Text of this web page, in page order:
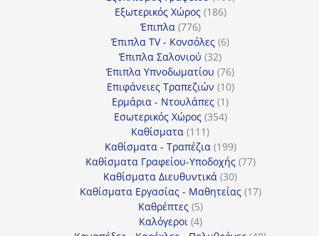
Εξωτερικός Χώρος 186186
Έπιπλα 776776
προϊόντα
Έπιπλα TV - Κονσόλες 66
Έπιπλα Σαλονιού 3232
προϊόντα
Έπιπλα Υπνοδωματίου 7676
προϊόντα
Επιφάνειες Τραπεζιών 1010
Ερμάρια - Ντουλάπες 11
προϊόν
Εσωτερικός Χώρος 354354
Καθίσματα 111111
προϊόντα
Καθίσματα - Τραπέζια 199199
προϊόντα
Καθίσματα Γραφείου-Υποδοχής 7777
Καθίσματα Διευθυντικά 3030
προϊόντα
Καθίσματα Εργασίας - Μαθητείας 1717
Καθρέπτες 55
προϊόντα
Καλόγεροι 44